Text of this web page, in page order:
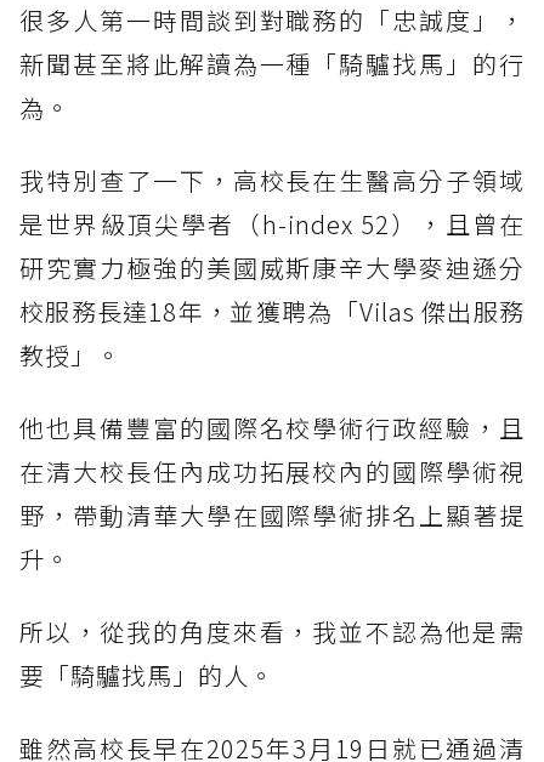
很多人第一時間談到對職務的「忠誠度」，
新聞甚至將此解讀為一種「騎驢找馬」的行
為。
我特別查了一下，高校長在生醫高分子領域
是世界級頂尖學者（h-index 52），且曾在
研究實力極強的美國威斯康辛大學麥迪遜分
校服務長達18年，並獲聘為「Vilas 傑出服務
教授」。
他也具備豐富的國際名校學術行政經驗，且
在清大校長任內成功拓展校內的國際學術視
野，帶動清華大學在國際學術排名上顯著提
升。
所以，從我的角度來看，我並不認為他是需
要「騎驢找馬」的人。
雖然高校長早在2025年3月19日就已通過清